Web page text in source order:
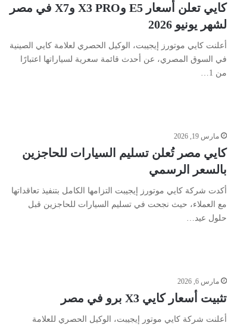
كايي تعلن أسعار E5 وX3 PRO وX7 في مصر
لشهر يونيو 2026
أعلنت كايي موتورز إيجيبت، الوكيل الحصري لعلامة كايي الصينية
في السوق المصري، عن أحدث قائمة سعرية لسياراتها اعتبارًا
من 1…
مارس 19, 2026
كايي مصر تُعلن تسليم السيارات للحاجزين
بالسعر الرسمي
أكدت شركة كايي موتورز إيجيبت التزامها الكامل بتنفيذ تعاقداتها
مع العملاء، حيث نجحت في تسليم السيارات للحاجزين قبل
حلول عيد…
مارس 6, 2026
تثبيت أسعار كايي X3 برو في مصر
أعلنت شركة كايي موتور إيجيبت، الوكيل الحصري للعلامة